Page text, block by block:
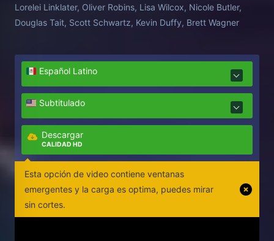
Lorelei Linklater, Oliver Robins, Lisa Wilcox, Nicole Butler,
Douglas Tait, Scott Schwartz, Kevin Duffy, Brett Wagner
Español Latino
Subtitulado
Descargar
CALIDAD HD
Esta opción de video contiene ventanas
emergentes y la carga es optima, puedes mirar
sin cortes.